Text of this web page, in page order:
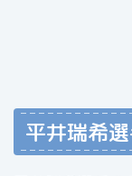
平井瑞希